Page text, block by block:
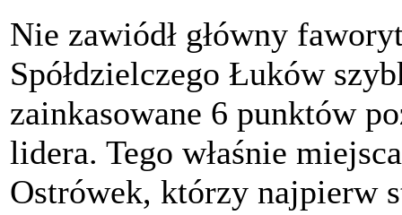
Nie zawiódł główny
Spółdzielczego Łuków
zainkasowane 6 punktów
lidera. Tego właśnie
Ostrówek, którzy najpierw